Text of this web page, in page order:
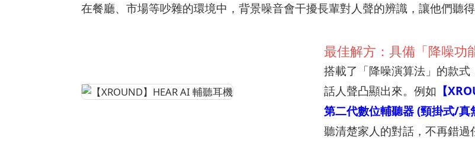
在餐廳、市場等吵雜的環境中，背景噪音會干擾長輩對人聲的辨識，讓他們聽
最佳解方：具備「降噪功
搭載了「降噪演算法」的款
話人聲凸顯出來。例如 【
第二代數位輔聽器 (頸掛式/真
聽清楚家人的對話，不再錯過